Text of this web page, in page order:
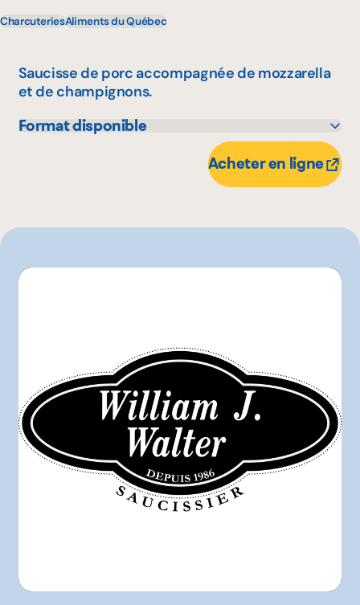
CharcuteriesAliments du Québec
Saucisse de porc accompagnée de mozzarella
et de champignons.
Format disponible
Acheter en ligne